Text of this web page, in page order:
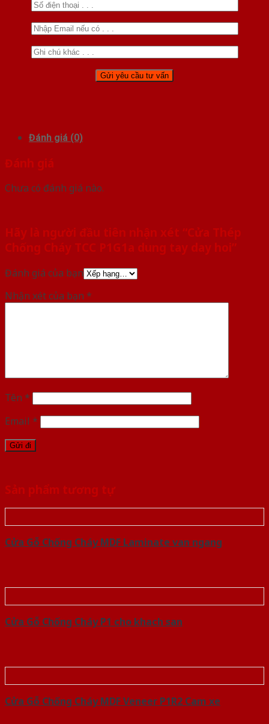
Đánh giá (0)
Đánh giá
Chưa có đánh giá nào.
Hãy là người đầu tiên nhận xét “Cửa Thép
Chống Cháy TCC P1G1a dung tay day hoi”
Đánh giá của bạn
Nhận xét của bạn *
Tên *
Email *
Sản phẩm tương tự
Cửa Gỗ Chống Cháy MDF Laminate van ngang
Cửa Gỗ Chống Cháy P1 cho khach san
Cửa Gỗ Chống Cháy MDF Veneer P1R2 Cam xe